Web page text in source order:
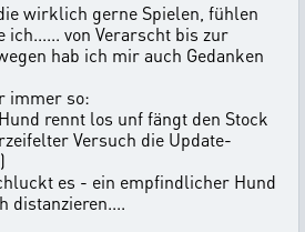
wirklich gerne Spielen, fühlen
ich...... von Verarscht bis zur
hab ich mir auch Gedanken
immer so:
rennt los unf fängt den Stock
Versuch die Update-
es - ein empfindlicher Hund
distanzieren....